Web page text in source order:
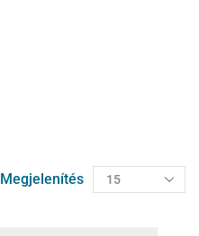
Megjelenítés